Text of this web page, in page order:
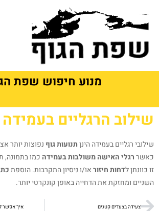
מנוע חיפוש שפת
שילוב הרגליים בעמידה
שילובי רגליים בעמידה הינןתנועות גוף נפוצות יותר
כאשררגלי האישה משולבותבעמידה כמו בתמונה,
זו כוונתן לדחות חיזוראו/ו ניסיון התקרבות. הוספת
השניים ומחזקת את הדחייה באופן קונקרטי יותר.
צעידה בצעדים קטנים איך אפשר